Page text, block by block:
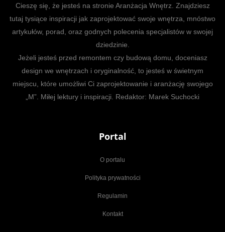
Cieszę się, że jesteś na stronie Aranżacja Wnętrz. Znajdziesz
tutaj tysiące inspiracji jak zaprojektować swoje wnętrza, mnóstwo
artykułów, porad, oraz godnych polecenia specjalistów w swojej
dziedzinie.
Jeżeli jesteś przed remontem czy budową domu, doceniasz
design we wnętrzach i oryginalność, to jesteś w świetnym
miejscu, które umożliwi Ci zaprojektowanie i aranżację swojego
„M”. Miłej lektury i inspiracji. Redaktor: Marek Suchocki
Portal
O portalu
Polityka prywatności
Regulamin
Kontakt